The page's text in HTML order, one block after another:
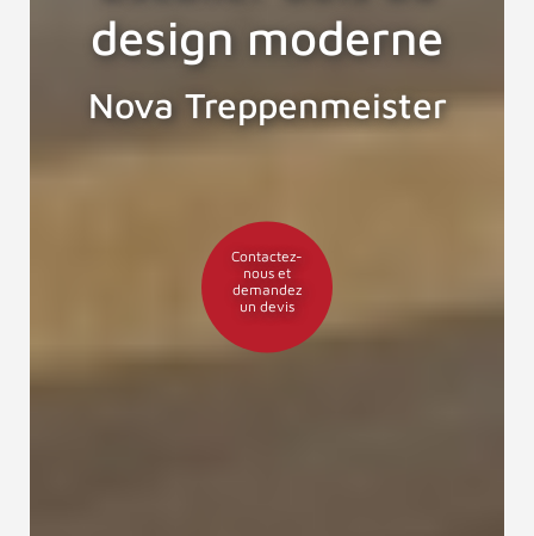
design moderne
Nova Treppenmeister
Contactez-
nous et
demandez
un devis